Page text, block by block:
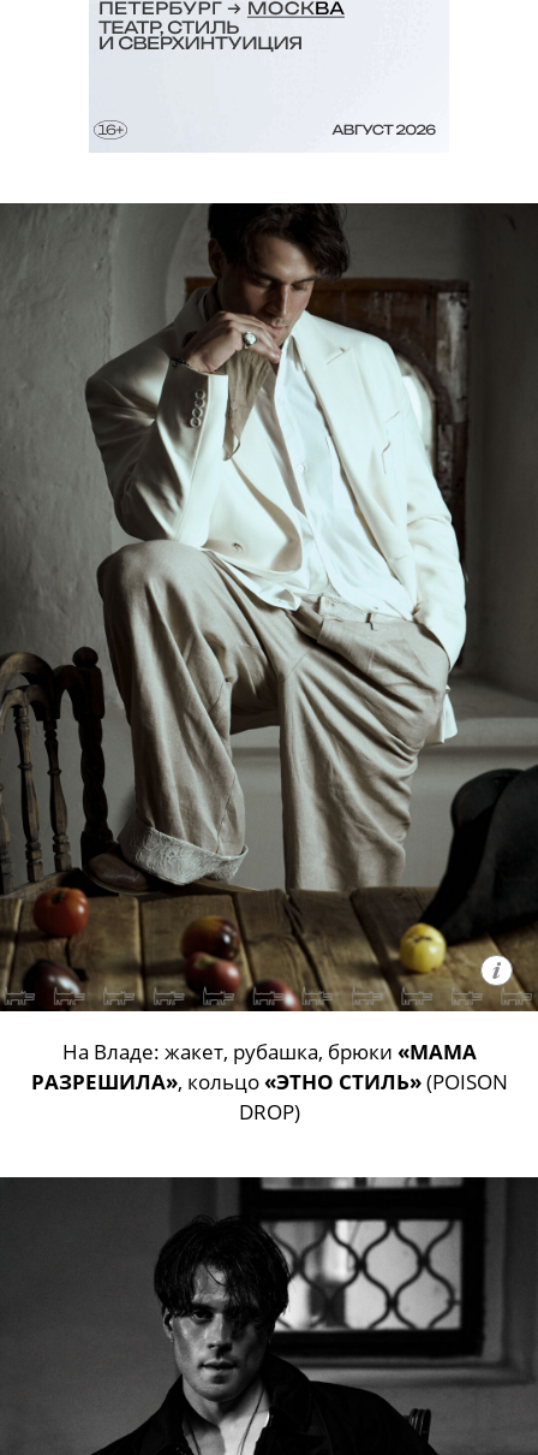
На Владе: жакет, рубашка, брюки «МАМА
РАЗРЕШИЛА», кольцо«ЭТНО СТИЛЬ»(POISON
DROP)